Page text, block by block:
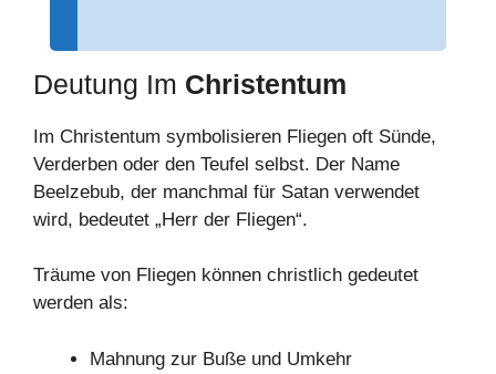
Deutung Im Christentum
Im Christentum symbolisieren Fliegen oft Sünde,
Verderben oder den Teufel selbst. Der Name
Beelzebub, der manchmal für Satan verwendet
wird, bedeutet „Herr der Fliegen“.
Träume von Fliegen können christlich gedeutet
werden als:
Mahnung zur Buße und Umkehr